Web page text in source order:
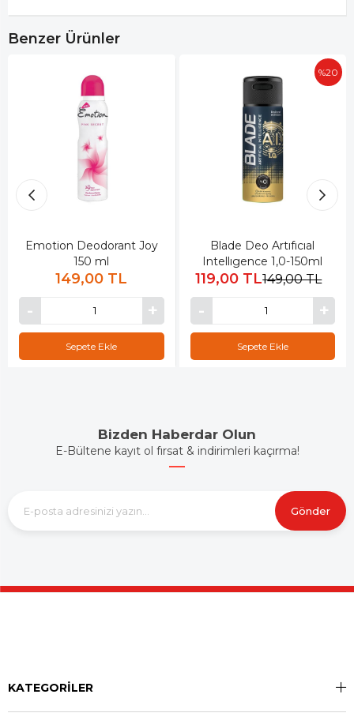
Benzer Ürünler
Emotion Deodorant Joy
150 ml
149,00 TL
Sepete Ekle
Blade Deo Artıfıcıal
Intellıgence 1,0-150ml
119,00 TL149,00 TL
%20
Sepete Ekle
Bizden Haberdar Olun
E-Bültene kayıt ol fırsat & indirimleri kaçırma!
Gönder
KATEGORİLER